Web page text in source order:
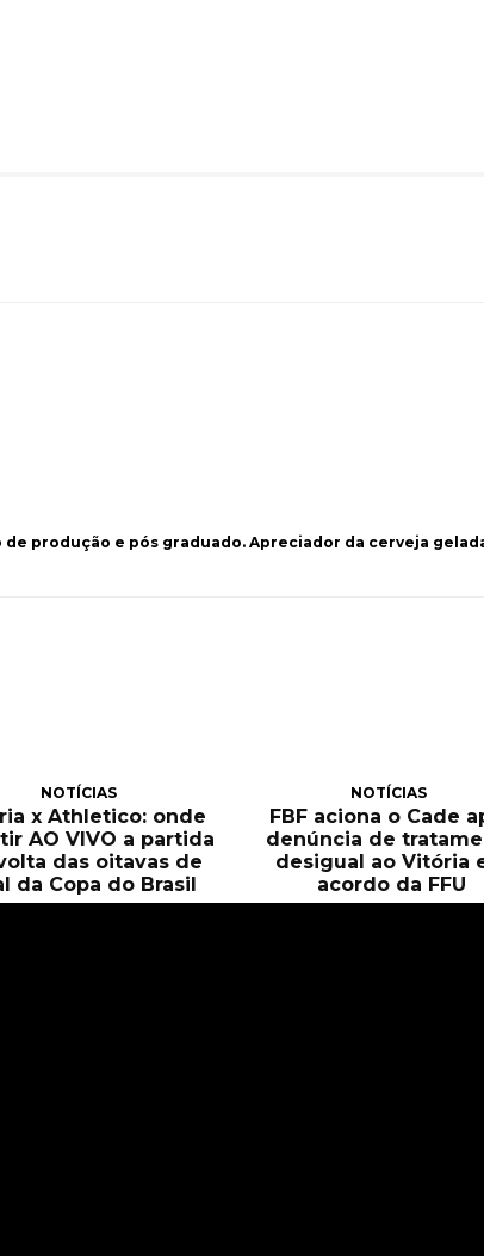
produção e pós graduado. Apreciador da cerveja
NOTÍCIAS
x Athletico: onde
AO VIVO a partida
das oitavas de
da Copa do Brasil
NOTÍCIAS
FBF aciona o Cade
denúncia de
desigual ao Vitória
acordo da FFU